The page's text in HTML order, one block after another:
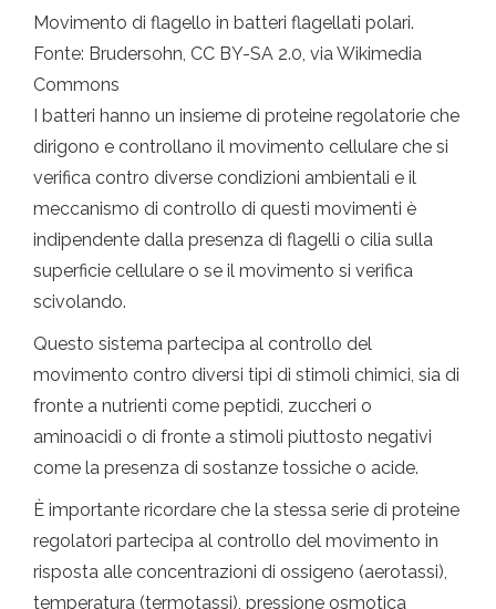
Movimento di flagello in batteri flagellati polari.
Fonte: Brudersohn, CC BY-SA 2.0, via Wikimedia
Commons
I batteri hanno un insieme di proteine ​​regolatorie che
dirigono e controllano il movimento cellulare che si
verifica contro diverse condizioni ambientali e il
meccanismo di controllo di questi movimenti è
indipendente dalla presenza di flagelli o cilia sulla
superficie cellulare o se il movimento si verifica
scivolando.
Questo sistema partecipa al controllo del
movimento contro diversi tipi di stimoli chimici, sia di
fronte a nutrienti come peptidi, zuccheri o
aminoacidi o di fronte a stimoli piuttosto negativi
come la presenza di sostanze tossiche o acide.
È importante ricordare che la stessa serie di proteine
​​regolatori partecipa al controllo del movimento in
risposta alle concentrazioni di ossigeno (aerotassi),
temperatura (termotassi), pressione osmotica